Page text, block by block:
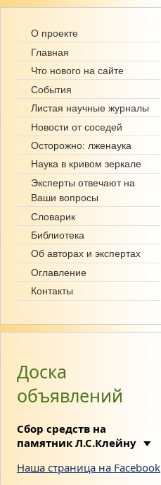
О проекте
Главная
Что нового на сайте
События
Листая научные журналы
Новости от соседей
Осторожно: лженаука
Наука в кривом зеркале
Эксперты отвечают на
Ваши вопросы
Словарик
Библиотека
Об авторах и экспертах
Оглавление
Контакты
Доска
объявлений
Сбор средств на
памятник Л.С.Клейну
Наша страница на Facebook